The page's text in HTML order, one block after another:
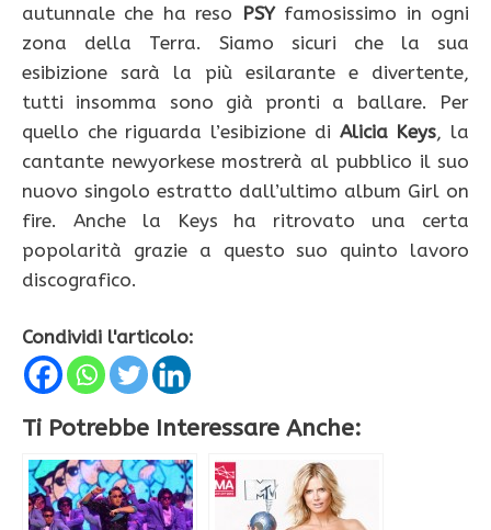
autunnale che ha reso PSY famosissimo in ogni
zona della Terra. Siamo sicuri che la sua
esibizione sarà la più esilarante e divertente,
tutti insomma sono già pronti a ballare. Per
quello che riguarda l’esibizione di Alicia Keys, la
cantante newyorkese mostrerà al pubblico il suo
nuovo singolo estratto dall’ultimo album Girl on
fire. Anche la Keys ha ritrovato una certa
popolarità grazie a questo suo quinto lavoro
discografico.
Condividi l'articolo:
Ti Potrebbe Interessare Anche: